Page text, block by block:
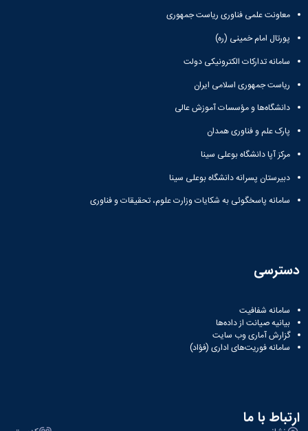
معاونت علمی فناوری ریاست جمهوری
پورتال امام خمینی (ره)
سامانه تدارکات الکترونیکی دولت
ریاست جمهوری اسلامی ایران
دانشگاه‌ها و مؤسسات آموزش عالی
پارک علم و فناوری همدان
مرکز آپا دانشگاه بوعلی سینا
دبیرستان پسرانه دانشگاه بوعلی سینا
سامانه پاسخگوئی به شکایات وزارت علوم، تحقیقات و فناوری
دسترسی
سامانه شفافیت
بیانیه صیانت از داده‌ها
گزارش آماری وب‌ سایت
سامانه فوریت‌های اداری (فؤاد)
ارتباط با ما